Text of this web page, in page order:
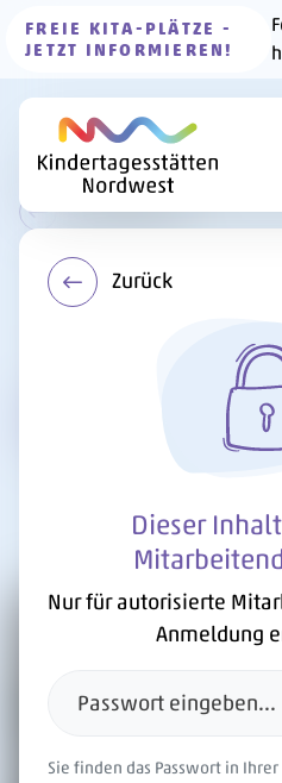
FREIE KITA-PLÄTZE -
JETZT INFORMIEREN!
Zurück
Dieser
Nur für autorisierte
Anmeldung
Sie finden das Passwort in
Zur Übersicht
füllen –
Kita